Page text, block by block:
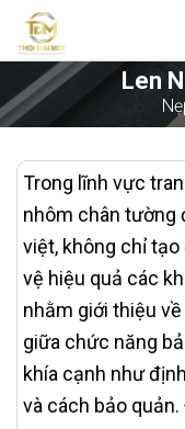
Len
Trong lĩnh vực
nhôm chân tường
việt, không chỉ
vệ hiệu quả các
nhằm giới thiệu
giữa chức năng
khía cạnh như
và cách bảo